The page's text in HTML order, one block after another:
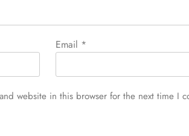
Email *
website in this browser for the next time I